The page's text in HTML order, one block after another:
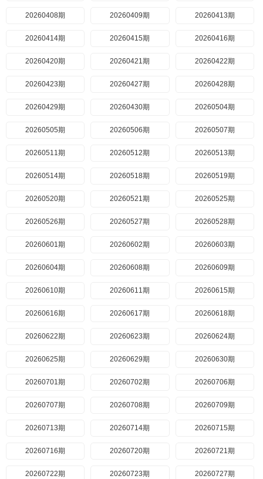
20260408期 20260409期 20260413期
20260414期 20260415期 20260416期
20260420期 20260421期 20260422期
20260423期 20260427期 20260428期
20260429期 20260430期 20260504期
20260505期 20260506期 20260507期
20260511期 20260512期 20260513期
20260514期 20260518期 20260519期
20260520期 20260521期 20260525期
20260526期 20260527期 20260528期
20260601期 20260602期 20260603期
20260604期 20260608期 20260609期
20260610期 20260611期 20260615期
20260616期 20260617期 20260618期
20260622期 20260623期 20260624期
20260625期 20260629期 20260630期
20260701期 20260702期 20260706期
20260707期 20260708期 20260709期
20260713期 20260714期 20260715期
20260716期 20260720期 20260721期
20260722期 20260723期 20260727期